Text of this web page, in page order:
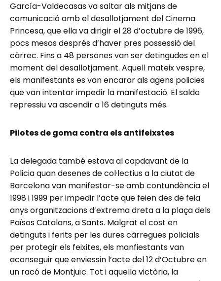
García-Valdecasas va saltar als mitjans de
comunicació amb el desallotjament del Cinema
Princesa, que ella va dirigir el 28 d’octubre de 1996,
pocs mesos després d’haver pres possessió del
càrrec. Fins a 48 persones van ser detingudes en el
moment del desallotjament. Aquell mateix vespre,
els manifestants es van encarar als agens policies
que van intentar impedir la manifestació. El saldo
repressiu va ascendir a 16 detinguts més.
Pilotes de goma contra els antifeixstes
La delegada també estava al capdavant de la
Policia quan desenes de col·lectius a la ciutat de
Barcelona van manifestar-se amb contundència el
1998 i 1999 per impedir l’acte que feien des de feia
anys organitzacions d’extrema dreta a la plaça dels
Països Catalans, a Sants. Malgrat el cost en
detinguts i ferits per les dures càrregues policials
per protegir els feixites, els manfiestants van
aconseguir que enviessin l’acte del 12 d’Octubre en
un racó de Montjuïc. Tot i aquella victòria, la